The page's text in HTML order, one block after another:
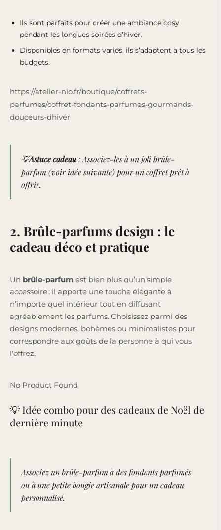
Ils sont parfaits pour créer une ambiance cosy
pendant les longues soirées d’hiver.
Disponibles en formats variés, ils s’adaptent à tous les
budgets.
https://atelier-nio.fr/boutique/coffrets-
parfumes/coffret-fondants-parfumes-gourmands-
douceurs-dhiver
💡Astuce cadeau: Associez-les à un joli brûle-
parfum (voir idée suivante) pour un coffret prêt à
offrir.
2. Brûle-parfums design : le
cadeau déco et pratique
Un brûle-parfum est bien plus qu’un simple
accessoire : il apporte une touche élégante à
n’importe quel intérieur tout en diffusant
agréablement les parfums. Choisissez parmi des
designs modernes, bohèmes ou minimalistes pour
correspondre aux goûts de la personne à qui vous
l’offrez.
No Product Found
💡 Idée combo pour des cadeaux de Noël de
dernière minute
Associez un brûle-parfum à des fondants parfumés
ou à une petite bougie artisanale pour un cadeau
personnalisé.